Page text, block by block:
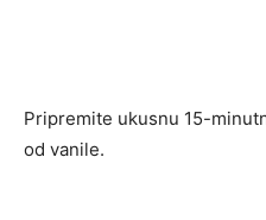
Pripremite ukusnu 15-
od vanile.